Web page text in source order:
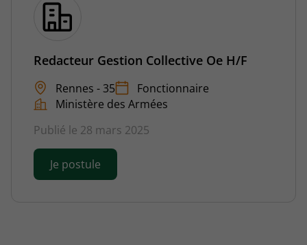
Redacteur Gestion Collective Oe H/F
Rennes - 35
Fonctionnaire
Ministère des Armées
Publié le 28 mars 2025
Je postule